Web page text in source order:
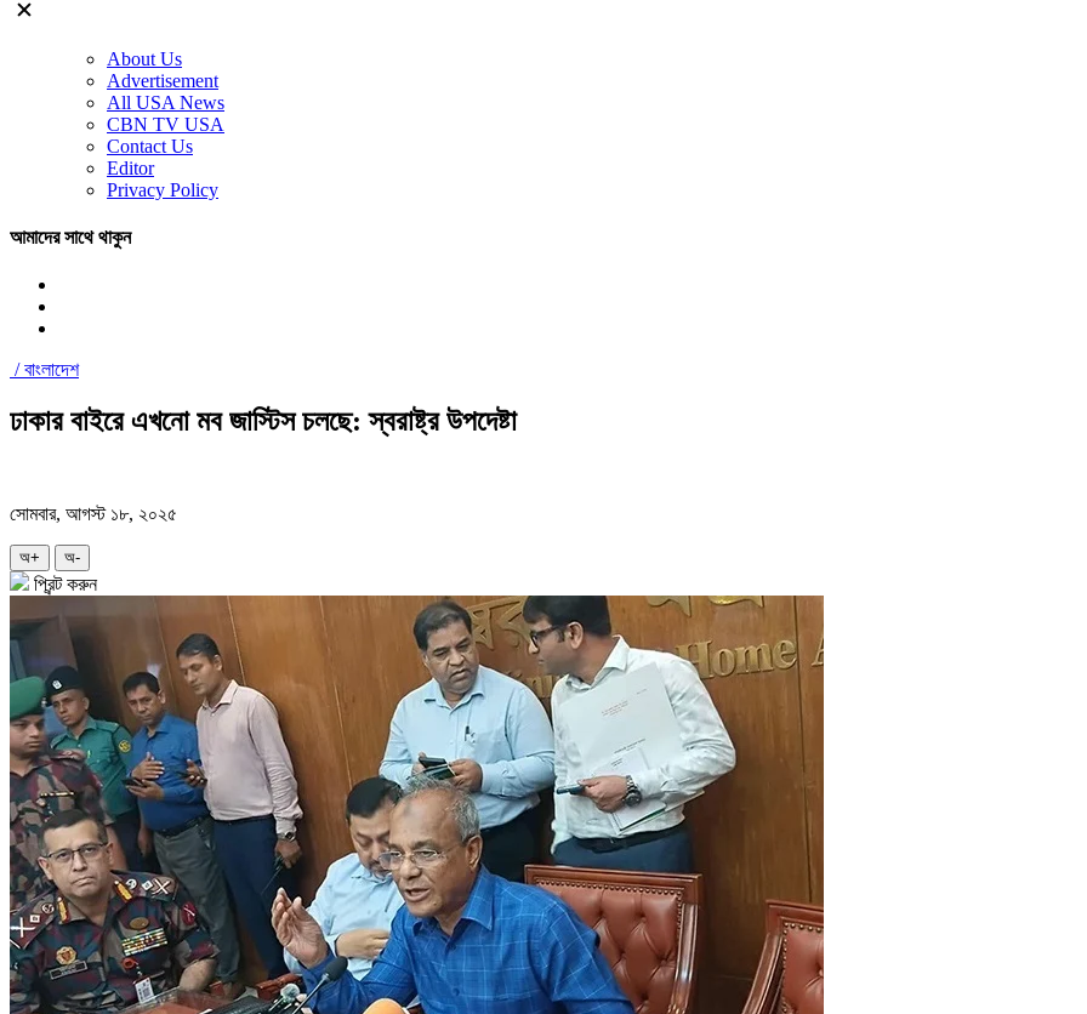
About Us
Advertisement
All USA News
CBN TV USA
Contact Us
Editor
Privacy Policy
আমাদের সাথে থাকুন
/বাংলাদেশ
ঢাকার বাইরে এখনো মব জাস্টিস চলছে: স্বরাষ্ট্র উপদেষ্টা
সোমবার, আগস্ট ১৮, ২০২৫
অ+ অ-
প্রিন্ট করুন